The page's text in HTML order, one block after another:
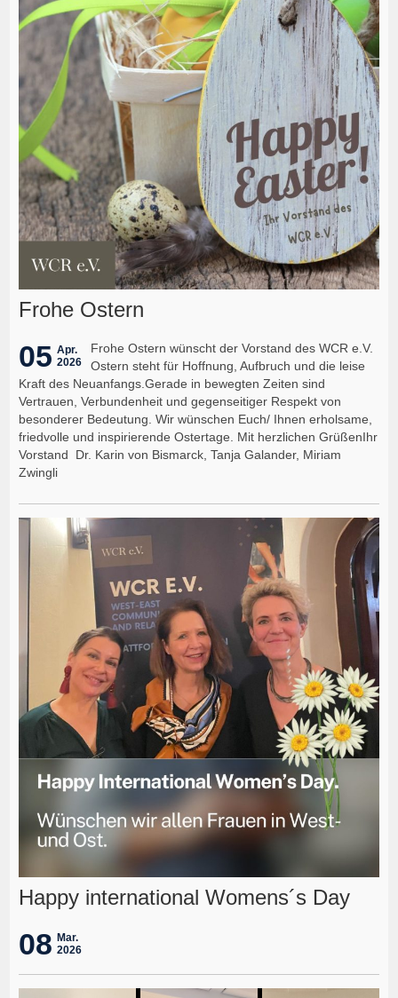
Frohe Ostern
05 Apr.
2026
Frohe Ostern wünscht der Vorstand des WCR e.V.
Ostern steht für Hoffnung, Aufbruch und die leise
Kraft des Neuanfangs.Gerade in bewegten Zeiten sind
Vertrauen, Verbundenheit und gegenseitiger Respekt von
besonderer Bedeutung. Wir wünschen Euch/ Ihnen erholsame,
friedvolle und inspirierende Ostertage. Mit herzlichen GrüßenIhr
Vorstand Dr. Karin von Bismarck, Tanja Galander, Miriam
Zwingli
Happy international Womens´s Day
08 Mar.
2026